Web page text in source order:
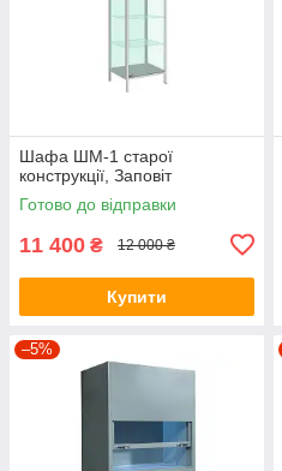
Шафа ШМ-1 старої
конструкції, Заповіт
Готово до відправки
11 400 ₴ 12 000 ₴
Купити
–5%